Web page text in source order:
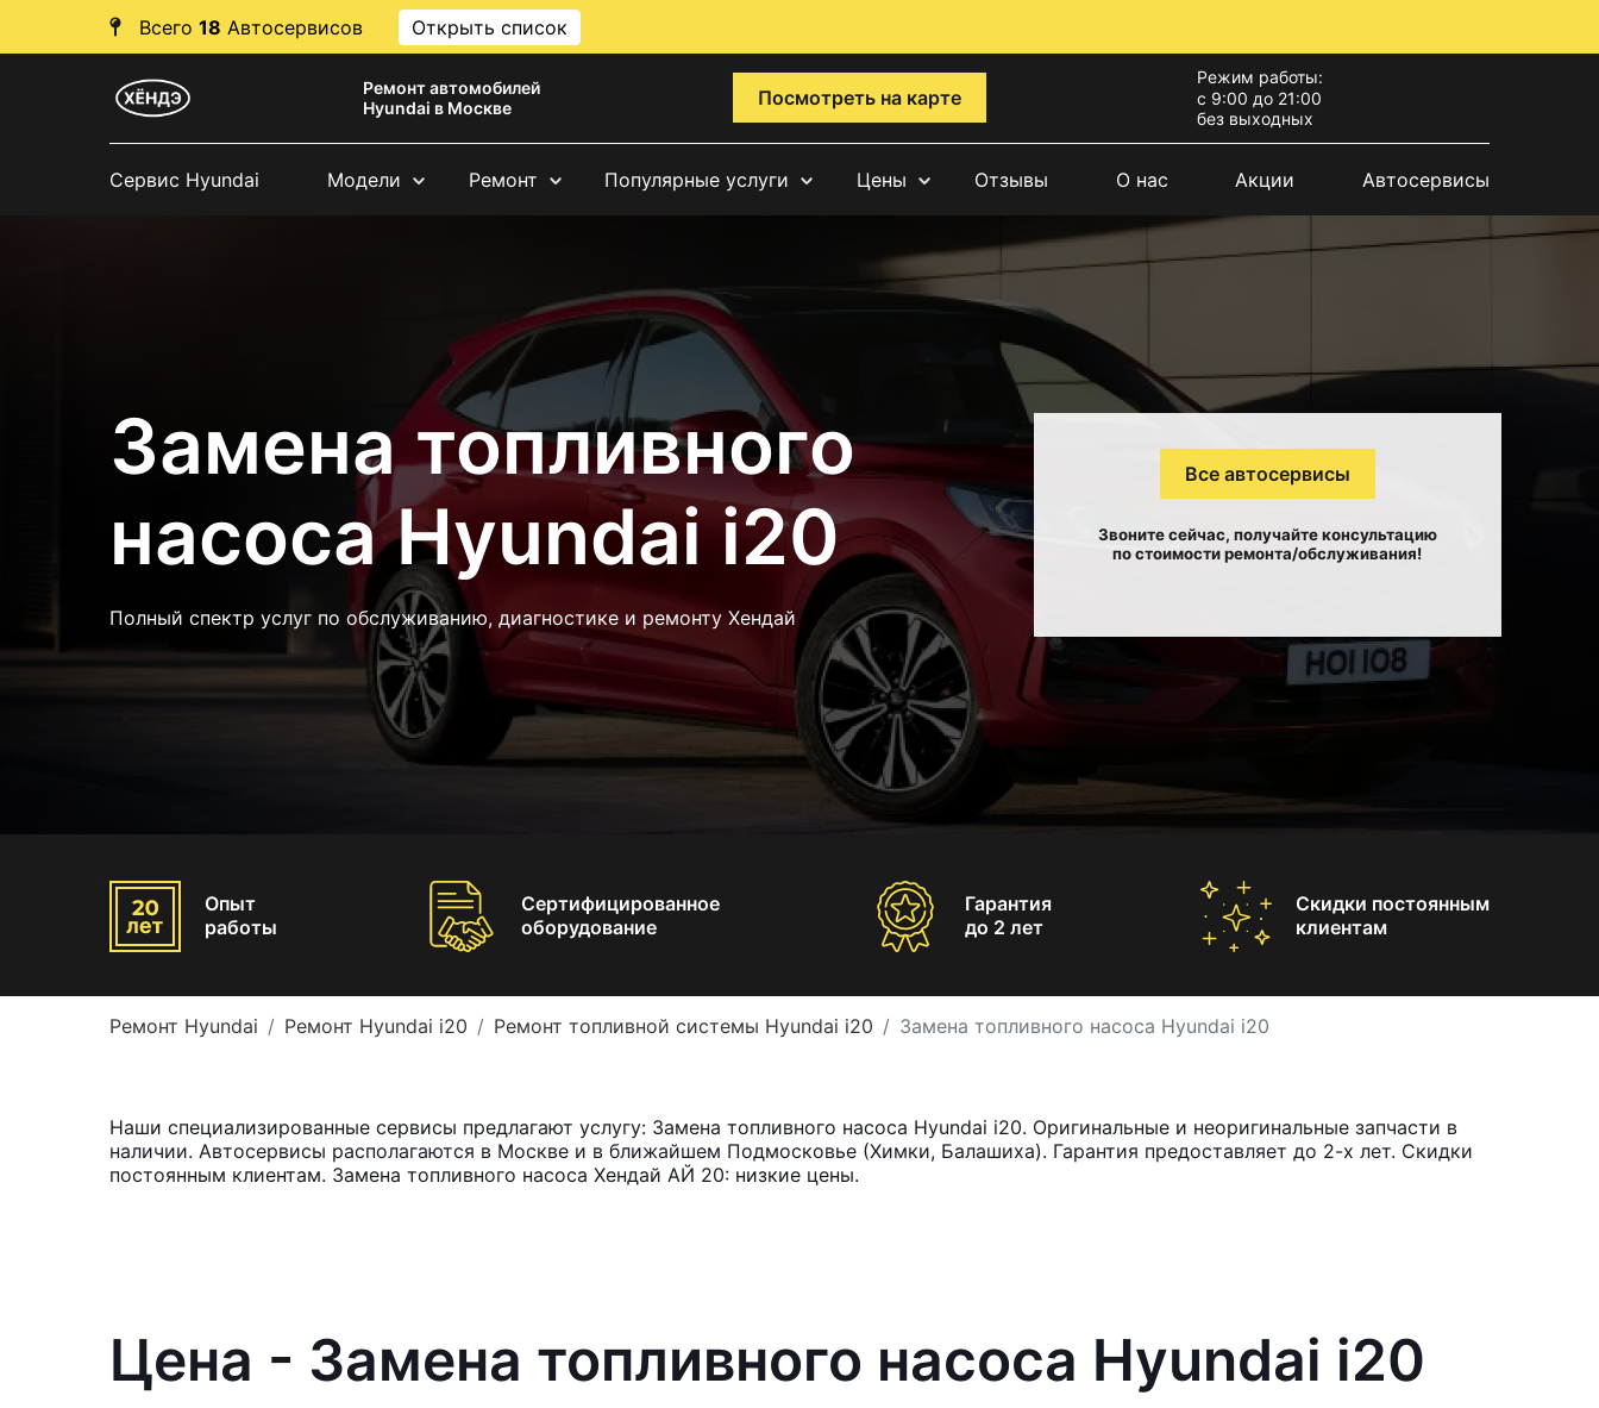
Всего 18 Автосервисов Открыть список
Ремонт автомобилей
Hyundai в Москве
Посмотреть на карте
Режим работы:
с 9:00 до 21:00
без выходных
Сервис Hyundai Модели Ремонт Популярные услуги Цены Отзывы О нас Акции Автосервисы
Замена топливного
насоса Hyundai i20
Полный спектр услуг по обслуживанию, диагностике и ремонту Хендай
Все автосервисы
Звоните сейчас, получайте консультацию
по стоимости ремонта/обслуживания!
Опыт
работы
Сертифицированное
оборудование
Гарантия
до 2 лет
Скидки постоянным
клиентам
Ремонт Hyundai Ремонт Hyundai i20 Ремонт топливной системы Hyundai i20 Замена топливного насоса Hyundai i20
Наши специализированные сервисы предлагают услугу: Замена топливного насоса Hyundai i20. Оригинальные и неоригинальные запчасти в
наличии. Автосервисы располагаются в Москве и в ближайшем Подмосковье (Химки, Балашиха). Гарантия предоставляет до 2-х лет. Скидки
постоянным клиентам. Замена топливного насоса Хендай АЙ 20: низкие цены.
Цена - Замена топливного насоса Hyundai i20